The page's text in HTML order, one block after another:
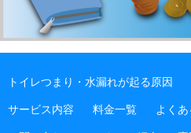
トイレつまり・水漏れが起る原因
サービス内容 料金一覧 よく